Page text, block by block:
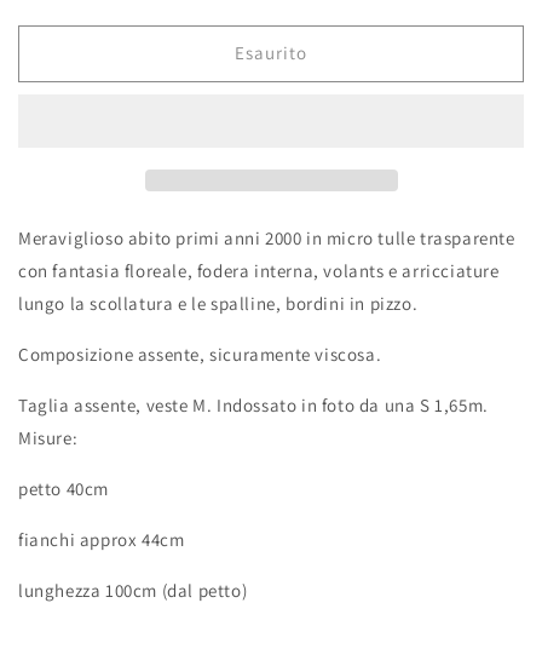
Esaurito
Meraviglioso abito primi anni 2000 in micro tulle trasparente
con fantasia floreale, fodera interna, volants e arricciature
lungo la scollatura e le spalline, bordini in pizzo.
Composizione assente, sicuramente viscosa.
Taglia assente, veste M. Indossato in foto da una S 1,65m.
Misure:
petto 40cm
fianchi approx 44cm
lunghezza 100cm (dal petto)